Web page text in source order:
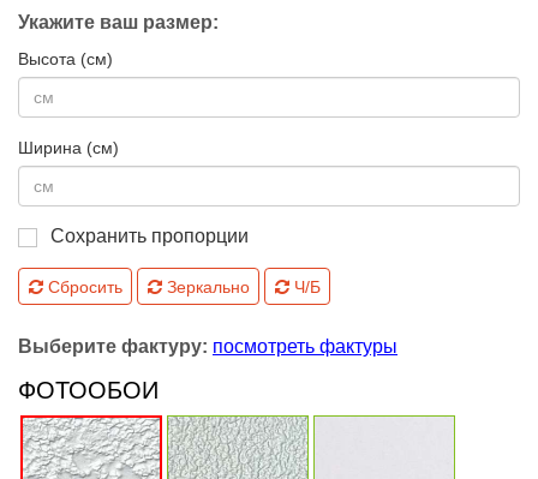
Укажите ваш размер:
Высота (см)
Ширина (см)
Сохранить пропорции
Сбросить Зеркально Ч/Б
Выберите фактуру: посмотреть фактуры
ФОТООБОИ